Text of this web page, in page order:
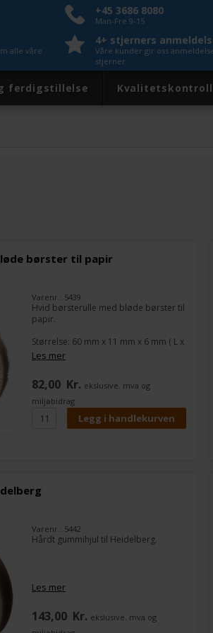
+45 3686 8080
Man-Fre 9-15
alle våre
4+ stjerners
Våre kunder gir oss
stjerner
ferdigstillelse Kvalitetskontroll
børster til papir
Varenr.: 5439
Hvid børsterulle med bløde børster til
papir.
Størrelse: 60 mm x 11 mm x 6 mm ( L x
B x H ) H = Hulstørrelse
Heidelberg SM 102
Heidelberg SM 74
Heidelberg SM 72
Heidelbergs artikel nr. 66.020.122
Les mer
82,00 Kr. ekslusive. mva og
miljøbidrag
Varenr.: 5442
Hårdt gummihjul til Heidelberg.
Les mer
143,00 Kr. ekslusive. mva og